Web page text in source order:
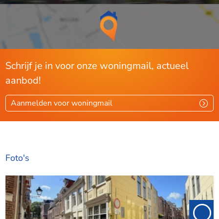
Schrijf je in voor onze woningmail, actueel
aanbod!
Aanmelden voor woningmail
Foto's